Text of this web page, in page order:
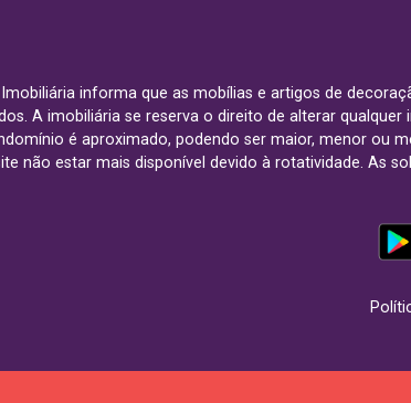
informa que as mobílias e artigos de
A imobiliária se reserva o direito de alterar
é aproximado, podendo ser maior, menor ou
não estar mais disponível devido à rotatividade. As